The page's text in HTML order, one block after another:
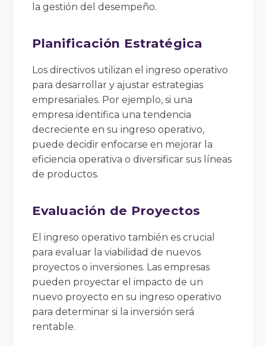
la gestión del desempeño.
Planificación Estratégica
Los directivos utilizan el ingreso operativo
para desarrollar y ajustar estrategias
empresariales. Por ejemplo, si una
empresa identifica una tendencia
decreciente en su ingreso operativo,
puede decidir enfocarse en mejorar la
eficiencia operativa o diversificar sus líneas
de productos.
Evaluación de Proyectos
El ingreso operativo también es crucial
para evaluar la viabilidad de nuevos
proyectos o inversiones. Las empresas
pueden proyectar el impacto de un
nuevo proyecto en su ingreso operativo
para determinar si la inversión será
rentable.